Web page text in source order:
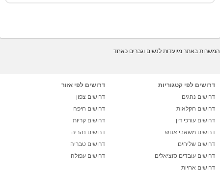
המשרות באתר מיועדות לנשים וגברים כאחד
דרושים לפי קטגוריות
דרושים נהגים
דרושים חקלאות
דרושים עורכי דין
דרושים משאבי אנוש
דרושים שליחים
דרושים עובדים סוציאלים
דרושים אחיות
דרושים לפי אזור
דרושים צפון
דרושים חיפה
דרושים קריות
דרושים נהריה
דרושים טבריה
דרושים עפולה